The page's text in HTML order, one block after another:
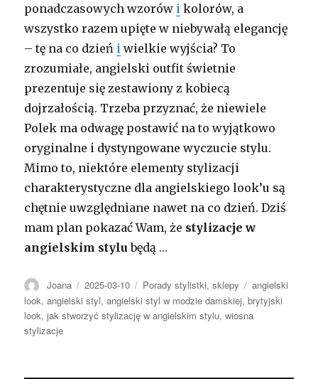
ponadczasowych wzorów i kolorów, a
wszystko razem upięte w niebywałą elegancję
– tę na co dzień i wielkie wyjścia? To
zrozumiałe, angielski outfit świetnie
prezentuje się zestawiony z kobiecą
dojrzałością. Trzeba przyznać, że niewiele
Polek ma odwagę postawić na to wyjątkowo
oryginalne i dystyngowane wyczucie stylu.
Mimo to, niektóre elementy stylizacji
charakterystyczne dla angielskiego look’u są
chętnie uwzględniane nawet na co dzień. Dziś
mam plan pokazać Wam, że stylizacje w
angielskim stylu będą …
Autor
Joana Opublikowano
2025-03-10 Kategorie
Porady stylistki,sklepy Tagi
angielski
look,angielski styl,angielski styl w modzie damskiej,brytyjski
look,jak stworzyć stylizację w angielskim stylu,wiosna
stylizacje